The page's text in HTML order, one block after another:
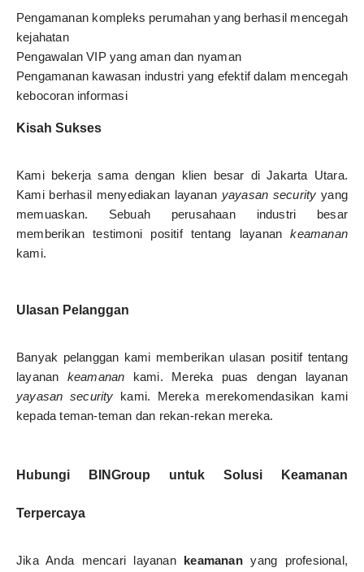
Pengamanan kompleks perumahan yang berhasil mencegah
kejahatan
Pengawalan VIP yang aman dan nyaman
Pengamanan kawasan industri yang efektif dalam mencegah
kebocoran informasi
Kisah Sukses
Kami bekerja sama dengan klien besar di Jakarta Utara.
Kami berhasil menyediakan layanan yayasan security yang
memuaskan. Sebuah perusahaan industri besar
memberikan testimoni positif tentang layanankeamanan
kami.
Ulasan Pelanggan
Banyak pelanggan kami memberikan ulasan positif tentang
layanan keamanan kami. Mereka puas dengan layanan
yayasan security kami. Mereka merekomendasikan kami
kepada teman-teman dan rekan-rekan mereka.
Hubungi BINGroup untuk Solusi Keamanan
Terpercaya
Jika Anda mencari layanan keamananyang profesional,